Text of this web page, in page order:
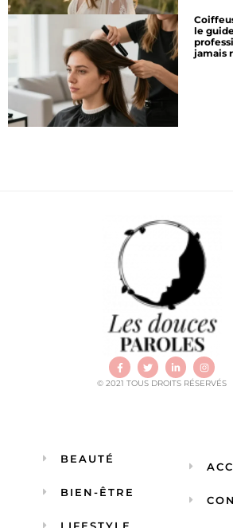
le
jamais
© 2021 TOUS DROITS RÉSERVÉS
BEAUTÉ
BIEN-ÊTRE
LIFESTYLE